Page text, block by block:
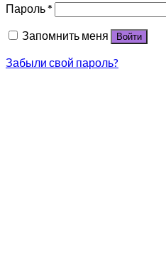
Пароль*
Запомнить меня
Войти
Забыли свой пароль?